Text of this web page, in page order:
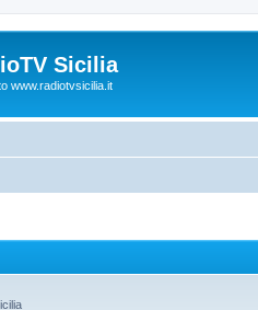
Sicilia
www.radiotvsicilia.it